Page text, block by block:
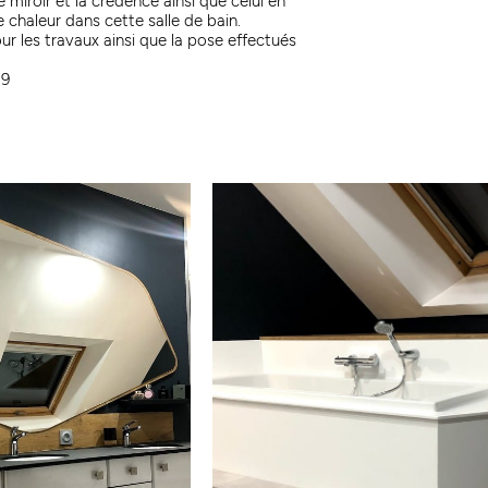
dans cette salle de bain.
les travaux ainsi que la pose effectués